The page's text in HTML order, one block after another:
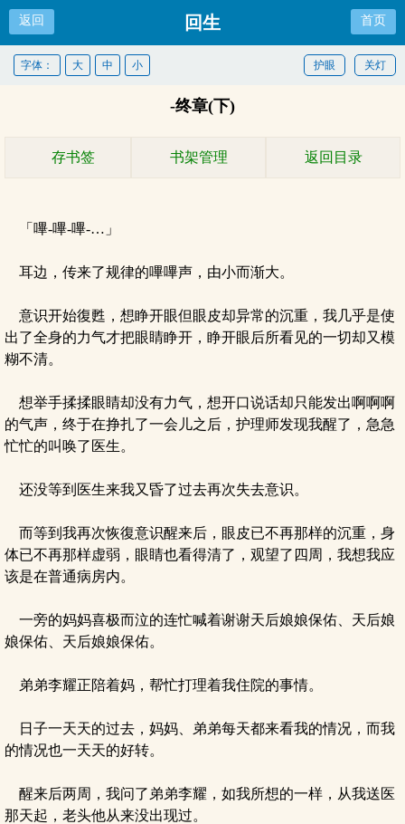
返回 回生 首页
关灯
护眼
字体： 大 中 小
-终章(下)
存书签 书架管理 返回目录
「嗶-嗶-嗶-…」
耳边，传来了规律的嗶嗶声，由小而渐大。
意识开始復甦，想睁开眼但眼皮却异常的沉重，我几乎是使
出了全身的力气才把眼睛睁开，睁开眼后所看见的一切却又模
糊不清。
想举手揉揉眼睛却没有力气，想开口说话却只能发出啊啊啊
的气声，终于在挣扎了一会儿之后，护理师发现我醒了，急急
忙忙的叫唤了医生。
还没等到医生来我又昏了过去再次失去意识。
而等到我再次恢復意识醒来后，眼皮已不再那样的沉重，身
体已不再那样虚弱，眼睛也看得清了，观望了四周，我想我应
该是在普通病房内。
一旁的妈妈喜极而泣的连忙喊着谢谢天后娘娘保佑、天后娘
娘保佑、天后娘娘保佑。
弟弟李耀正陪着妈，帮忙打理着我住院的事情。
日子一天天的过去，妈妈、弟弟每天都来看我的情况，而我
的情况也一天天的好转。
醒来后两周，我问了弟弟李耀，如我所想的一样，从我送医
那天起，老头他从来没出现过。